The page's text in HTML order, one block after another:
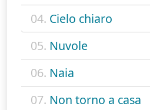
04. Cielo chiaro
05. Nuvole
06. Naia
07. Non torno a casa